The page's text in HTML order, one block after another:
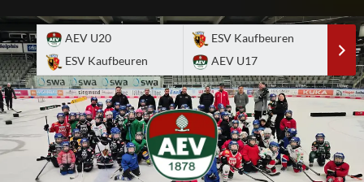
to
content
AEV U20
ESV Kaufbeuren
ESV Kaufbeuren
AEV U17